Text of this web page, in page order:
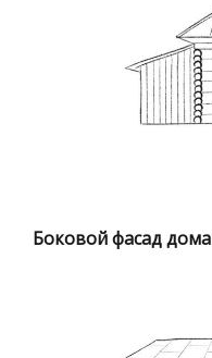
Боковой фасад дома